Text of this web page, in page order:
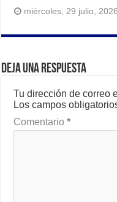
miércoles, 29 julio, 2026
Deja una respuesta
Tu dirección de correo
Los campos
Comentario*